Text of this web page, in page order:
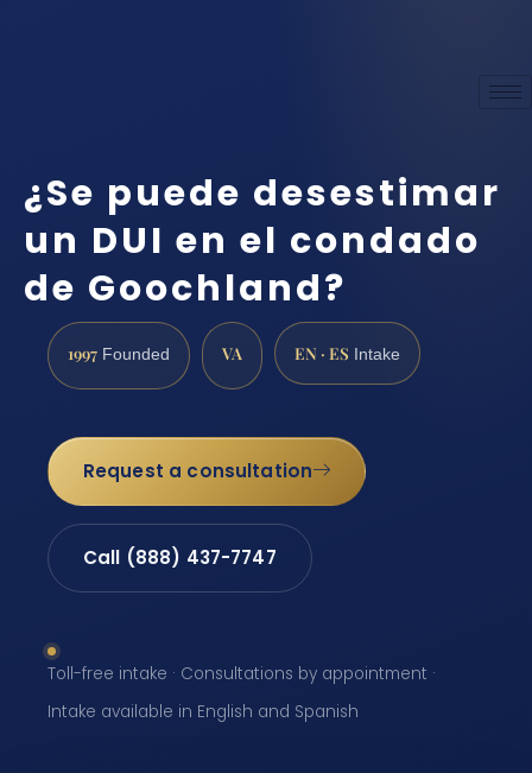
¿Se puede desestimar
un DUI en el condado
de Goochland?
1997 Founded VA EN · ES Intake
Request a consultation
Call (888) 437-7747
Toll-free intake · Consultations by appointment ·
Intake available in English and Spanish